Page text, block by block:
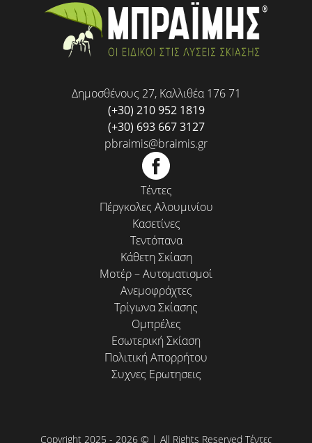
Δημοσθένους 27, Καλλιθέα 176 71
(+30) 210 952 1819
(+30) 693 667 3127
pbraimis@braimis.gr
Τέντες
Πέργκολες Αλουμινίου
Κασετίνες
Τεντόπανα
Κάθετη Σκίαση
Μοτέρ – Αυτοματισμοί
Ανεμοφράχτες
Τρίγωνα Σκίασης
Ομπρέλες
Εσωτερική Σκίαση
Πολιτική Απορρήτου
Συχνες Ερωτησεις
Copyright 2025 - 2026 © | All Rights Reserved Τέντες